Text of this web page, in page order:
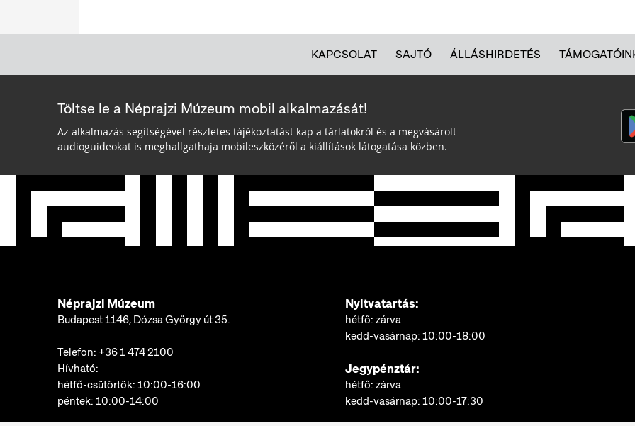
KAPCSOLAT SAJTÓ ÁLLÁSHIRDETÉS
Töltse le a Néprajzi Múzeum mobil alkalmazását!
Az alkalmazás segítségével részletes tájékoztatást kap a tárlatokról és a megvásárolt
audioguideokat is meghallgathaja mobileszközéről a kiállítások látogatása közben.
Néprajzi Múzeum
Budapest 1146, Dózsa György út 35.
Telefon: +36 1 474 2100
Hívható:
hétfő-csütörtök: 10:00-16:00
péntek: 10:00-14:00
Nyitvatartás:
hétfő: zárva
kedd-vasárnap: 10:00-18:00
Jegypénztár:
hétfő: zárva
kedd-vasárnap: 10:00-17:30